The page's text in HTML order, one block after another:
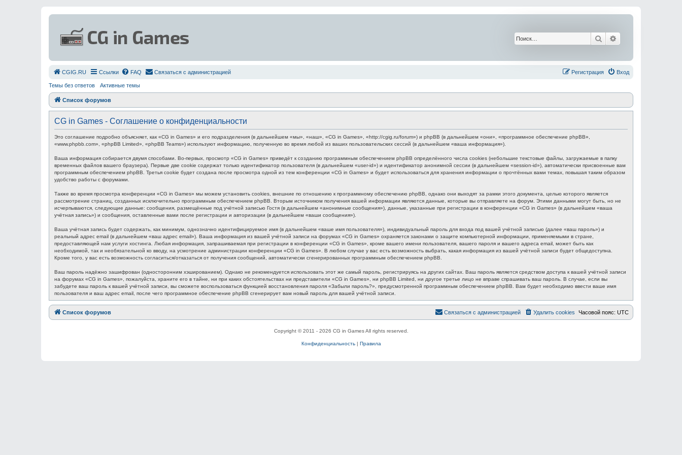
Поиск
СGIG.RU Ссылки FAQ Связаться с администрацией Вход
Регистрация
Темы без ответов Активные темы
Список форумов
CG in Games - Соглашение о конфиденциальности
Это соглашение подробно объясняет, как «CG in Games» и его подразделения (в дальнейшем «мы», «наш», «CG in Games», «http://cgig.ru/forum») и phpBB (в дальнейшем «они», «программное обеспечение phpBB»,
«www.phpbb.com», «phpBB Limited», «phpBB Teams») используют информацию, полученную во время любой из ваших пользовательских сессий (в дальнейшем «ваша информация»).
Ваша информация собирается двумя способами. Во-первых, просмотр «CG in Games» приведёт к созданию программным обеспечением phpBB определённого числа cookies (небольшие текстовые файлы, загружаемые в папку
временных файлов вашего браузера). Первые две cookie содержат только идентификатор пользователя (в дальнейшем «user-id») и идентификатор анонимной сессии (в дальнейшем «session-id»), автоматически присвоенные вам
программным обеспечением phpBB. Третья cookie будет создана после просмотра одной из тем конференции «CG in Games» и будет использоваться для хранения информации о прочтённых вами темах, повышая таким образом
удобство работы с форумами.
Также во время просмотра конференции «CG in Games» мы можем установить cookies, внешние по отношению к программному обеспечению phpBB, однако они выходят за рамки этого документа, целью которого является
рассмотрение страниц, созданных исключительно программным обеспечением phpBB. Вторым источником получения вашей информации являются данные, которые вы отправляете на форум. Этими данными могут быть, но не
исчерпываются, следующие данные: сообщения, размещённые под учётной записью Гостя (в дальнейшем «анонимные сообщения»), данные, указанные при регистрации в конференции «CG in Games» (в дальнейшем «ваша
учётная запись») и сообщения, оставленные вами после регистрации и авторизации (в дальнейшем «ваши сообщения»).
Ваша учётная запись будет содержать, как минимум, однозначно идентифицируемое имя (в дальнейшем «ваше имя пользователя»), индивидуальный пароль для входа под вашей учётной записью (далее «ваш пароль») и
реальный адрес email (в дальнейшем «ваш адрес email»). Ваша информация из вашей учётной записи на форумах «CG in Games» охраняется законами о защите компьютерной информации, применяемыми в стране,
предоставляющей нам услуги хостинга. Любая информация, запрашиваемая при регистрации в конференции «CG in Games», кроме вашего имени пользователя, вашего пароля и вашего адреса email, может быть как
необходимой, так и необязательной ко вводу, на усмотрение администрации конференции «CG in Games». В любом случае у вас есть возможность выбрать, какая информация из вашей учётной записи будет общедоступна.
Кроме того, у вас есть возможность согласиться/отказаться от получения сообщений, автоматически сгенерированных программным обеспечением phpBB.
Ваш пароль надёжно зашифрован (односторонним хэшированием). Однако не рекомендуется использовать этот же самый пароль, регистрируясь на других сайтах. Ваш пароль является средством доступа к вашей учётной записи
на форумах «CG in Games», пожалуйста, храните его в тайне, ни при каких обстоятельствах ни представители «CG in Games», ни phpBB Limited, ни другое третье лицо не вправе спрашивать ваш пароль. В случае, если вы
забудете ваш пароль к вашей учётной записи, вы сможете воспользоваться функцией восстановления пароля «Забыли пароль?», предусмотренной программным обеспечением phpBB. Вам будет необходимо ввести ваше имя
пользователя и ваш адрес email, после чего программное обеспечение phpBB сгенерирует вам новый пароль для вашей учётной записи.
Список форумов Часовой пояс: UTC
Удалить cookies
Связаться с администрацией
Copyright © 2011 - 2026 CG in Games All rights reserved.
Конфиденциальность| Правила